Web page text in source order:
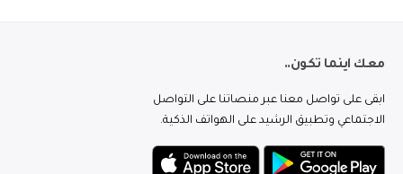
معك اينما تكون..
ابقى على تواصل معنا عبر منصاتنا على التواصل
الاجتماعي وتطبيق الرشيد على الهواتف الذكية.